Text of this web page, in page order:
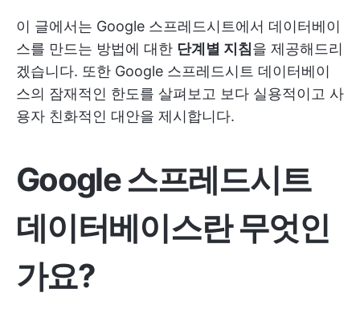
이 글에서는 Google 스프레드시트에서 데이터베이
스를 만드는 방법에 대한 단계별 지침을 제공해드리
겠습니다. 또한 Google 스프레드시트 데이터베이
스의 잠재적인 한도를 살펴보고 보다 실용적이고 사
용자 친화적인 대안을 제시합니다.
Google 스프레드시트
데이터베이스란 무엇인
가요?